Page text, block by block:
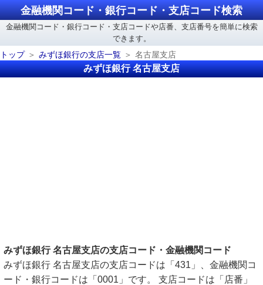
金融機関コード・銀行コード・支店コード検索
金融機関コード・銀行コード・支店コードや店番、支店番号を簡単に検索
できます。
トップ
みずほ銀行の支店一覧 名古屋支店
みずほ銀行 名古屋支店
みずほ銀行 名古屋支店の支店コード・金融機関コード
みずほ銀行 名古屋支店の支店コードは「431」、金融機関コ
ード・銀行コードは「0001」です。 支店コードは「店番」